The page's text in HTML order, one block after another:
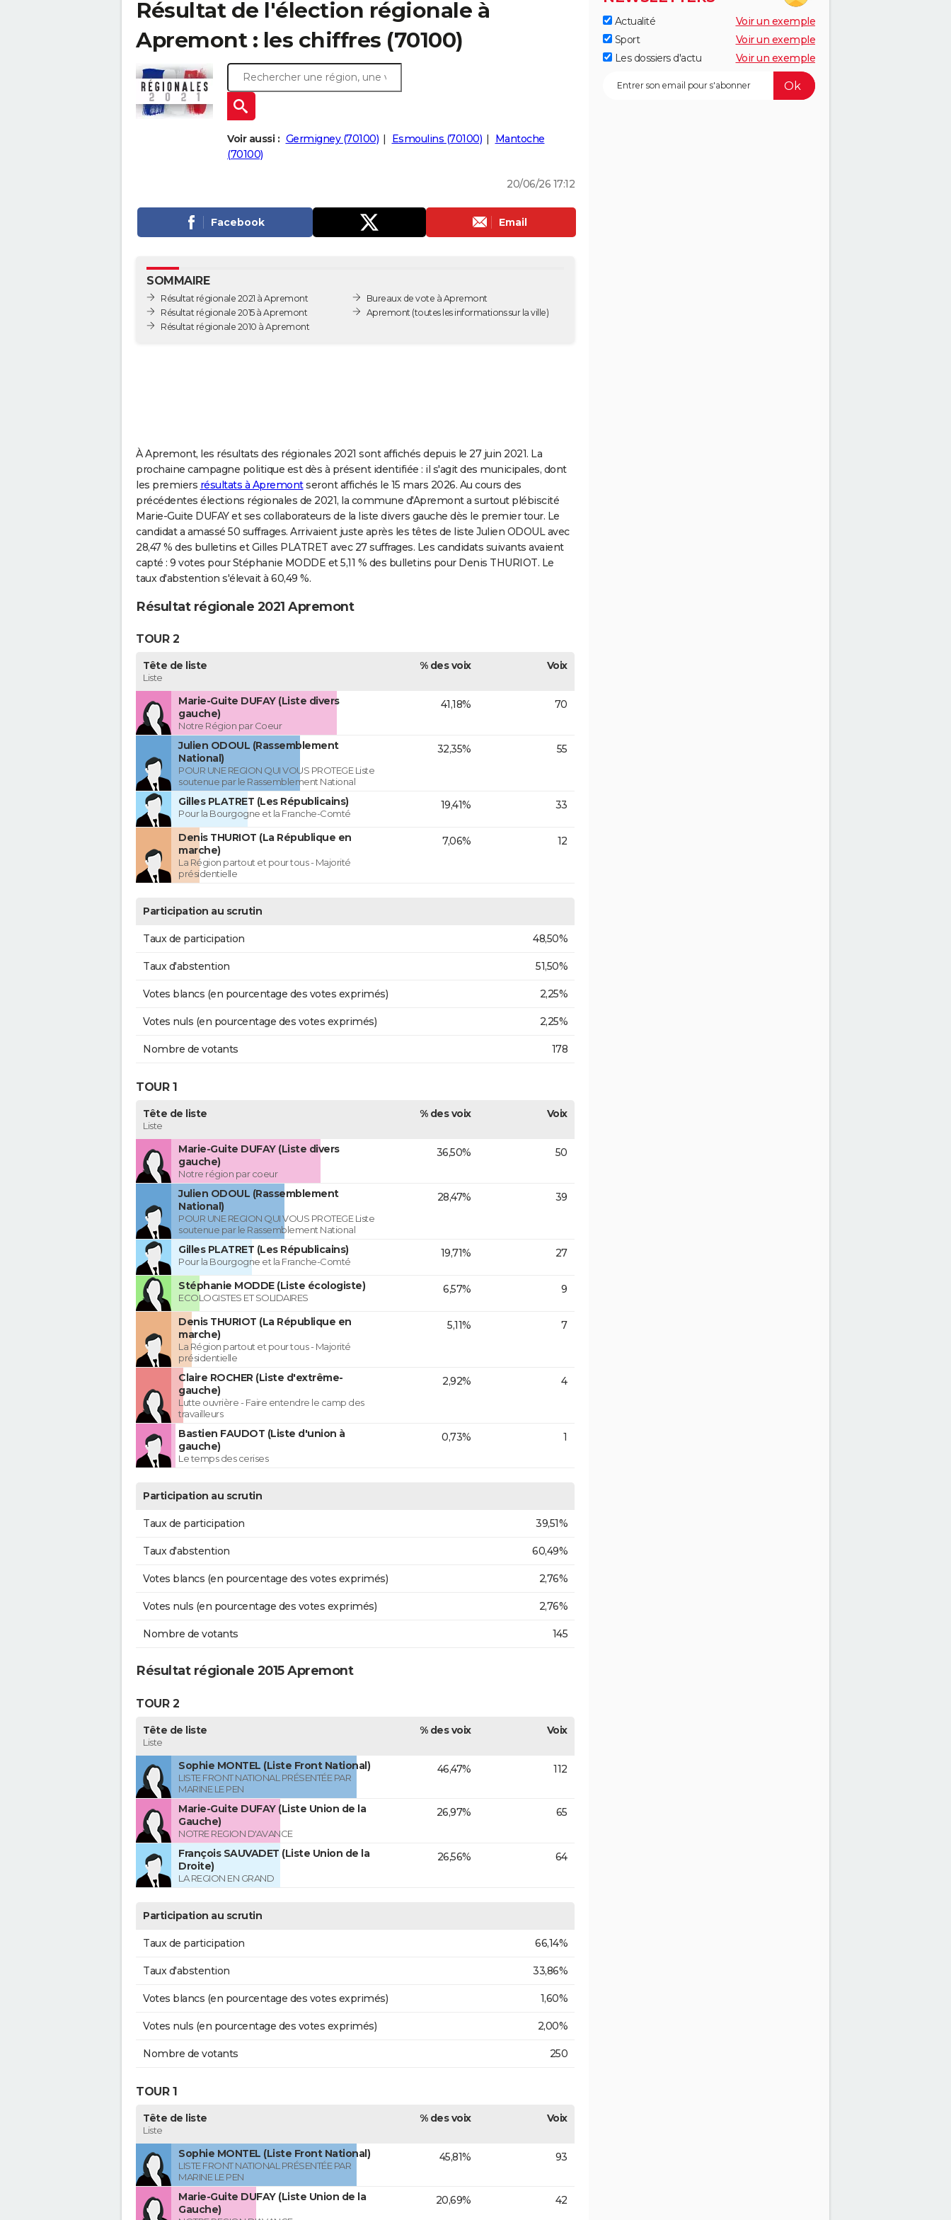
Résultat de l'élection régionale à
Apremont : les chiffres (70100)
Voir aussi : Germigney (70100) Esmoulins (70100)
Mantoche
(70100)
20/06/26 17:12
Facebook Email
SOMMAIRE
Résultat régionale 2021 à Apremont
Résultat régionale 2015 à Apremont
Résultat régionale 2010 à Apremont
Bureaux de vote à Apremont
Apremont (toutes les informations sur la ville)
À Apremont, les résultats des régionales 2021 sont affichés depuis le 27 juin 2021. La
prochaine campagne politique est dès à présent identifiée : il s'agit des municipales, dont
les premiers résultats à Apremontseront affichés le 15 mars 2026. Au cours des
précédentes élections régionales de 2021, la commune d'Apremont a surtout plébiscité
Marie-Guite DUFAY et ses collaborateurs de la liste divers gauche dès le premier tour. Le
candidat a amassé 50 suffrages. Arrivaient juste après les têtes de liste Julien ODOUL avec
28,47 % des bulletins et Gilles PLATRET avec 27 suffrages. Les candidats suivants avaient
capté : 9 votes pour Stéphanie MODDE et 5,11 % des bulletins pour Denis THURIOT. Le
taux d'abstention s'élevait à 60,49 %.
Résultat régionale 2021 Apremont
TOUR 2
Tête de liste
Liste
% des voix Voix
Marie-Guite DUFAY (Liste divers
gauche)
Notre Région par Coeur
41,18% 70
Julien ODOUL (Rassemblement
National)
POUR UNE REGION QUI VOUS PROTEGE Liste
soutenue par le Rassemblement National
32,35% 55
Gilles PLATRET (Les Républicains)
Pour la Bourgogne et la Franche-Comté
19,41% 33
Denis THURIOT (La République en
marche)
La Région partout et pour tous - Majorité
présidentielle
7,06% 12
Participation au scrutin
Taux de participation 48,50%
Taux d'abstention 51,50%
Votes blancs (en pourcentage des votes exprimés) 2,25%
Votes nuls (en pourcentage des votes exprimés) 2,25%
Nombre de votants 178
TOUR 1
Tête de liste
Liste
% des voix Voix
Marie-Guite DUFAY (Liste divers
gauche)
Notre région par coeur
36,50% 50
Julien ODOUL (Rassemblement
National)
POUR UNE REGION QUI VOUS PROTEGE Liste
soutenue par le Rassemblement National
28,47% 39
Gilles PLATRET (Les Républicains)
Pour la Bourgogne et la Franche-Comté
19,71% 27
Stéphanie MODDE (Liste écologiste)
ECOLOGISTES ET SOLIDAIRES
6,57% 9
Denis THURIOT (La République en
marche)
La Région partout et pour tous - Majorité
présidentielle
5,11% 7
Claire ROCHER (Liste d'extrême-
gauche)
Lutte ouvrière - Faire entendre le camp des
travailleurs
2,92% 4
Bastien FAUDOT (Liste d'union à
gauche)
Le temps des cerises
0,73% 1
Participation au scrutin
Taux de participation 39,51%
Taux d'abstention 60,49%
Votes blancs (en pourcentage des votes exprimés) 2,76%
Votes nuls (en pourcentage des votes exprimés) 2,76%
Nombre de votants 145
Résultat régionale 2015 Apremont
TOUR 2
Tête de liste
Liste
% des voix Voix
Sophie MONTEL (Liste Front National)
LISTE FRONT NATIONAL PRÉSENTÉE PAR
MARINE LE PEN
46,47% 112
Marie-Guite DUFAY (Liste Union de la
Gauche)
NOTRE REGION D'AVANCE
26,97% 65
François SAUVADET (Liste Union de la
Droite)
LA REGION EN GRAND
26,56% 64
Participation au scrutin
Taux de participation 66,14%
Taux d'abstention 33,86%
Votes blancs (en pourcentage des votes exprimés) 1,60%
Votes nuls (en pourcentage des votes exprimés) 2,00%
Nombre de votants 250
TOUR 1
Tête de liste
Liste
% des voix Voix
Sophie MONTEL (Liste Front National)
LISTE FRONT NATIONAL PRÉSENTÉE PAR
MARINE LE PEN
45,81% 93
Marie-Guite DUFAY (Liste Union de la
Gauche)
20,69% 42
Actualité
Voir un exemple
Sport
Voir un exemple
Les dossiers d'actu
Voir un exemple